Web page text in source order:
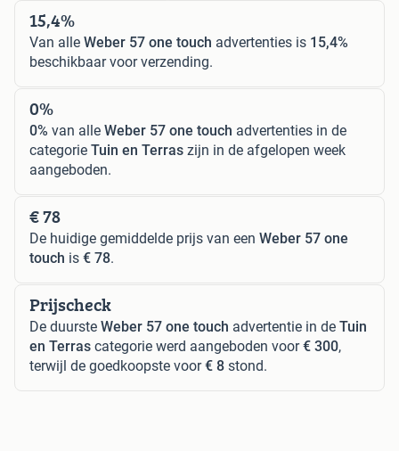
15,4%
Van alle Weber 57 one touch advertenties is 15,4%
beschikbaar voor verzending.
0%
0% van alle Weber 57 one touch advertenties in de
categorie Tuin en Terras zijn in de afgelopen week
aangeboden.
€ 78
De huidige gemiddelde prijs van een Weber 57 one
touch is € 78.
Prijscheck
De duurste Weber 57 one touch advertentie in de Tuin
en Terras categorie werd aangeboden voor€ 300,
terwijl de goedkoopste voor€ 8 stond.